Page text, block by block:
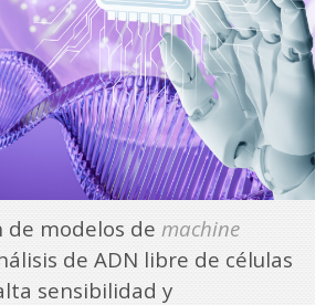
de modelos de machine
de ADN libre de células
sensibilidad y